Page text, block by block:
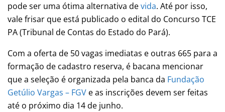
pode ser uma ótima alternativa devida. Até por isso,
vale frisar que está publicado o edital do Concurso TCE
PA (Tribunal de Contas do Estado do Pará).
Com a oferta de 50 vagas imediatas e outras 665 para a
formação de cadastro reserva, é bacana mencionar
que a seleção é organizada pela banca da Fundação
Getúlio Vargas – FGV e as inscrições devem ser feitas
até o próximo dia 14 de junho.